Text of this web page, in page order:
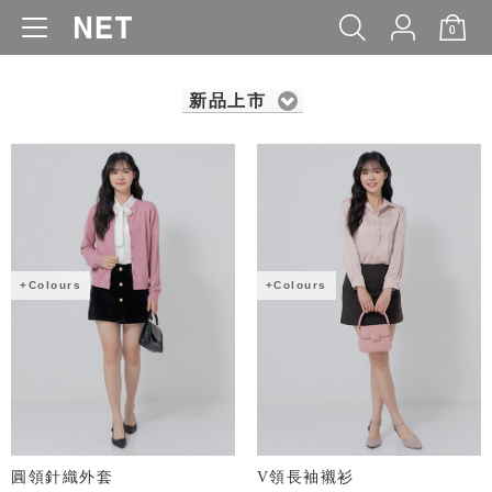
0
WOMEN MEN KIDS BABY
新品上市
+Colours
圓領針織外套
+Colours
V領長袖襯衫